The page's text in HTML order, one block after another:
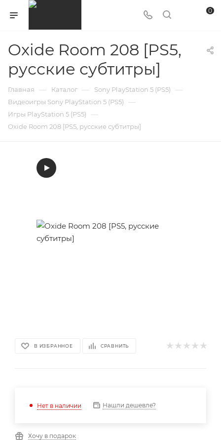
0
Oxide Room 208 [PS5,
русские субтитры]
Главная — Каталог — Sony PlayStation 5 (PS5) —
Видеоигры Sony PlayStation 5 (PS5) —
Игры PlayStation 5 (PS5) —
Oxide Room 208 [PS5, русские субтитры]
В ИЗБРАННОЕ СРАВНИТЬ
Нет в наличии Нашли дешевле?
Хочу в подарок